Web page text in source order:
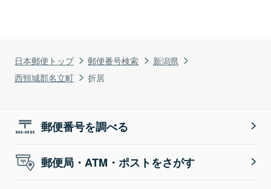
日本郵便トップ 郵便番号検索
新潟県
西頸城郡名立町
折居
郵便番号を調べる
郵便局・ATM・ポストをさがす